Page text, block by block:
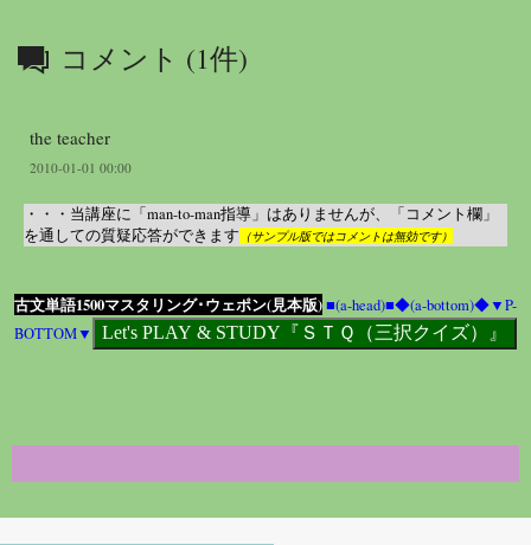
コメント (1件)
the teacher
2010-01-01 00:00
・・・当講座に「man-to-man指導」はありませんが、「コメント欄」
を通しての質疑応答ができます （サンプル版ではコメントは無効です）
古文単語1500マスタリング･ウェポン(見本版)■(a-head)■◆(a-bottom)◆▼P-
BOTTOM▼